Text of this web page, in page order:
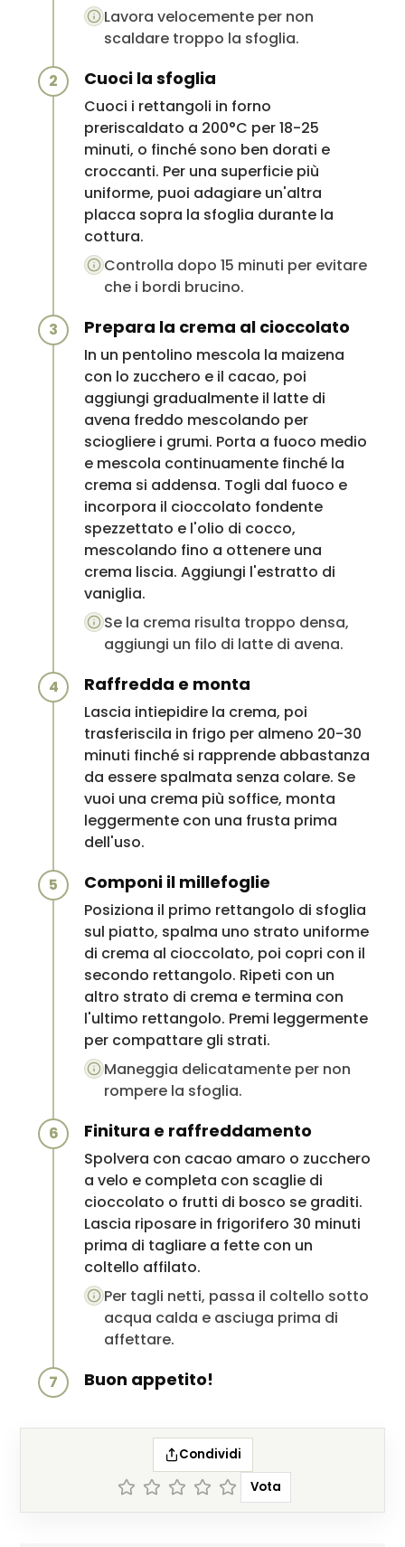
Lavora velocemente per non
scaldare troppo la sfoglia.
2 Cuoci la sfoglia
Cuoci i rettangoli in forno
preriscaldato a 200°C per 18-25
minuti, o finché sono ben dorati e
croccanti. Per una superficie più
uniforme, puoi adagiare un'altra
placca sopra la sfoglia durante la
cottura.
Controlla dopo 15 minuti per evitare
che i bordi brucino.
3 Prepara la crema al cioccolato
In un pentolino mescola la maizena
con lo zucchero e il cacao, poi
aggiungi gradualmente il latte di
avena freddo mescolando per
sciogliere i grumi. Porta a fuoco medio
e mescola continuamente finché la
crema si addensa. Togli dal fuoco e
incorpora il cioccolato fondente
spezzettato e l'olio di cocco,
mescolando fino a ottenere una
crema liscia. Aggiungi l'estratto di
vaniglia.
Se la crema risulta troppo densa,
aggiungi un filo di latte di avena.
4 Raffredda e monta
Lascia intiepidire la crema, poi
trasferiscila in frigo per almeno 20-30
minuti finché si rapprende abbastanza
da essere spalmata senza colare. Se
vuoi una crema più soffice, monta
leggermente con una frusta prima
dell'uso.
5 Componi il millefoglie
Posiziona il primo rettangolo di sfoglia
sul piatto, spalma uno strato uniforme
di crema al cioccolato, poi copri con il
secondo rettangolo. Ripeti con un
altro strato di crema e termina con
l'ultimo rettangolo. Premi leggermente
per compattare gli strati.
Maneggia delicatamente per non
rompere la sfoglia.
6 Finitura e raffreddamento
Spolvera con cacao amaro o zucchero
a velo e completa con scaglie di
cioccolato o frutti di bosco se graditi.
Lascia riposare in frigorifero 30 minuti
prima di tagliare a fette con un
coltello affilato.
Per tagli netti, passa il coltello sotto
acqua calda e asciuga prima di
affettare.
7 Buon appetito!
Condividi
Vota